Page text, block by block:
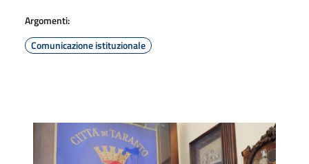
Argomenti:
Comunicazione istituzionale